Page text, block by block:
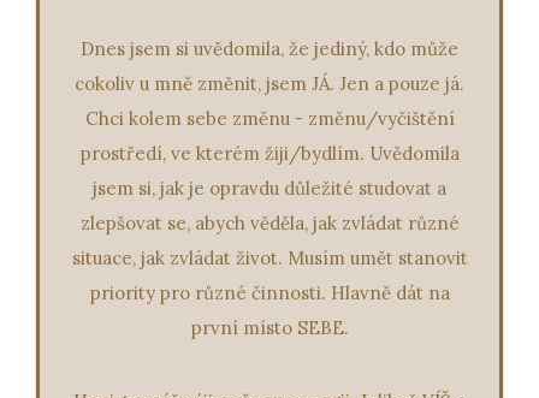
říkám si: jejda, ta by mi dala, co tady zase vyvádím.
:D A i když ji nemám na drátě pravidelně každý
týden, je stále někde se mnou. Ťuká mi na rameno
a připomíná mi, že se jen možná potřebuji podívat
Opět mohu jen dodat, že vyjadřování, pohled na mé
dřívější problémy, prostě se to celé tak zatočilo, až
se to zastavilo v pozici, kterou jsem chtěla! A to je
How to know.
Dnes jsem si uvědomila, že jediný, kdo může
cokoliv u mně změnit, jsem JÁ. Jen a pouze já.
Chci kolem sebe změnu - změnu/vyčištění
prostředí, ve kterém žiji/bydlím. Uvědomila
jsem si, jak je opravdu důležité studovat a
zlepšovat se, abych věděla, jak zvládat různé
situace, jak zvládat život. Musím umět stanovit
priority pro různé činnosti. Hlavně dát na
první místo SEBE.